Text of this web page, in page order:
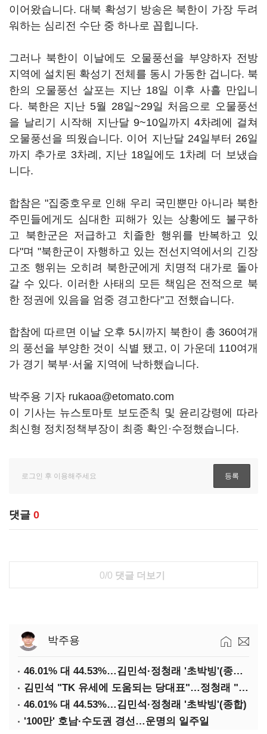
이어왔습니다. 대북 확성기 방송은 북한이 가장 두려
워하는 심리전 수단 중 하나로 꼽힙니다.
그러나 북한이 이날에도 오물풍선을 부양하자 전방
지역에 설치된 확성기 전체를 동시 가동한 겁니다. 북
한의 오물풍선 살포는 지난 18일 이후 사흘 만입니
다. 북한은 지난 5월 28일~29일 처음으로 오물풍선
을 날리기 시작해 지난달 9~10일까지 4차례에 걸쳐
오물풍선을 띄웠습니다. 이어 지난달 24일부터 26일
까지 추가로 3차례, 지난 18일에도 1차례 더 보냈습
니다.
합참은 "집중호우로 인해 우리 국민뿐만 아니라 북한
주민들에게도 심대한 피해가 있는 상황에도 불구하
고 북한군은 저급하고 치졸한 행위를 반복하고 있
다"며 "북한군이 자행하고 있는 전선지역에서의 긴장
고조 행위는 오히려 북한군에게 치명적 대가로 돌아
갈 수 있다. 이러한 사태의 모든 책임은 전적으로 북
한 정권에 있음을 엄중 경고한다"고 전했습니다.
합참에 따르면 이날 오후 5시까지 북한이 총 360여개
의 풍선을 부양한 것이 식별 됐고, 이 가운데 110여개
가 경기 북부·서울 지역에 낙하했습니다.
박주용 기자 rukaoa@etomato.com
이 기사는 뉴스토마토 보도준칙 및 윤리강령에 따라
최신형 정치정책부장이 최종 확인·수정했습니다.
댓글 0
0/0 댓글 더보기
박주용
46.01% 대 44.53%…김민석·정청래 '초박빙'(종합 2보)
김민석 "TK 유세에 도움되는 당대표"…정청래 "벌써 대표된 양 당직 배분"
46.01% 대 44.53%…김민석·정청래 '초박빙'(종합)
'100만' 호남·수도권 경선…운명의 일주일